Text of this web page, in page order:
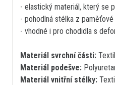
- elastický materiál, který se
- pohodlná stélka z
- vhodné i pro chodidla s
Materiál svrchní části:
Materiál podešve:
Materiál vnitřní stélky: